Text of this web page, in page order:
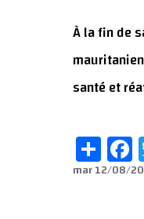
À la fin de
santé et
mar 12/08/